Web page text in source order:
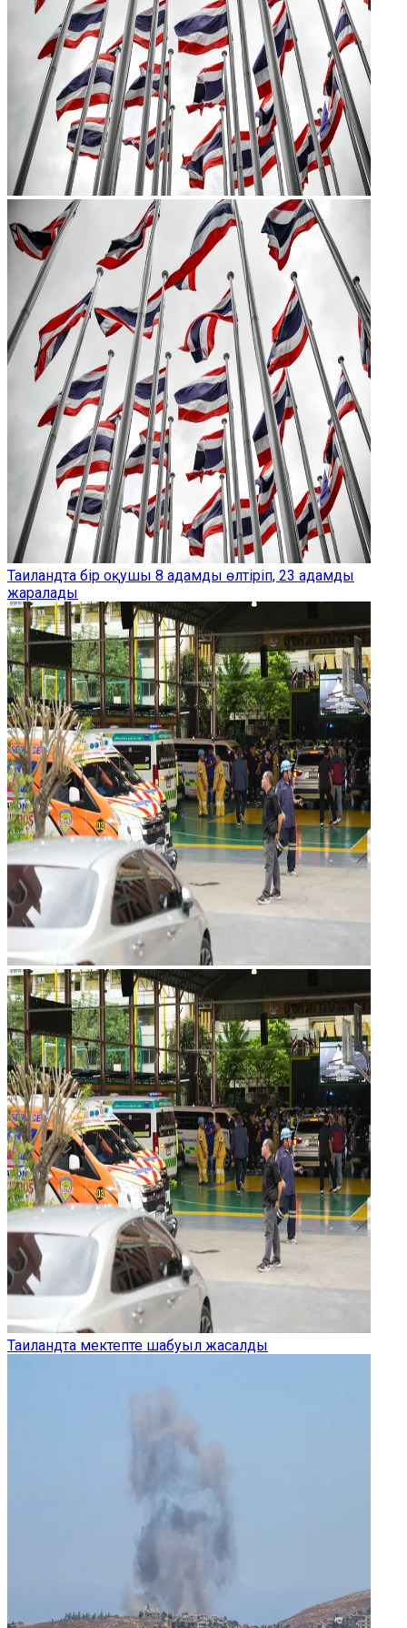
Таиландта бір оқушы 8 адамды өлтіріп, 23 адамды
жаралады
Таиландта мектепте шабуыл жасалды